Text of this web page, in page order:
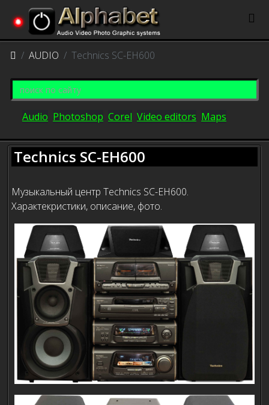
AUDIO Technics SC-EH600
Audio Photoshop Corel Video editors Maps
Technics SC-EH600
Музыкальный центр Technics SC-EH600.
Характекристики, описание, фото.